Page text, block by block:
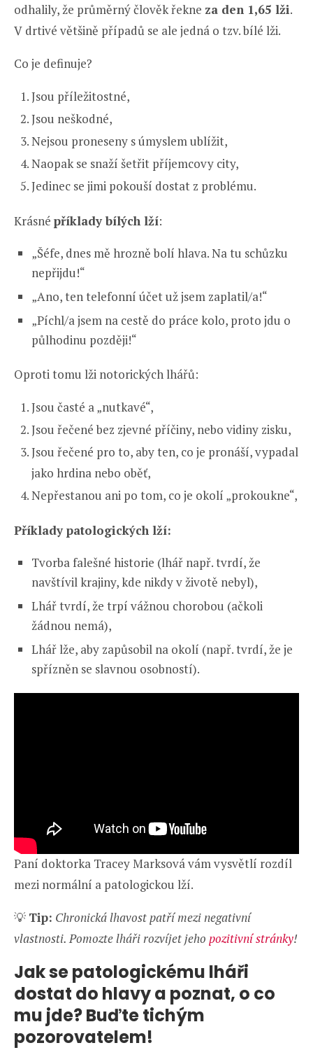
odhalily, že průměrný člověk řekne za den 1,65 lži.
V drtivé většině případů se ale jedná o tzv. bílé lži.
Co je definuje?
Jsou příležitostné,
Jsou neškodné,
Nejsou proneseny s úmyslem ublížit,
Naopak se snaží šetřit příjemcovy city,
Jedinec se jimi pokouší dostat z problému.
Krásné příklady bílých lží:
„Šéfe, dnes mě hrozně bolí hlava. Na tu schůzku
nepřijdu!“
„Ano, ten telefonní účet už jsem zaplatil/a!“
„Píchl/a jsem na cestě do práce kolo, proto jdu o
půlhodinu později!“
Oproti tomu lži notorických lhářů:
Jsou časté a „nutkavé“,
Jsou řečené bez zjevné příčiny, nebo vidiny zisku,
Jsou řečené pro to, aby ten, co je pronáší, vypadal
jako hrdina nebo oběť,
Nepřestanou ani po tom, co je okolí „prokoukne“,
Příklady patologických lží:
Tvorba falešné historie (lhář např. tvrdí, že
navštívil krajiny, kde nikdy v životě nebyl),
Lhář tvrdí, že trpí vážnou chorobou (ačkoli
žádnou nemá),
Lhář lže, aby zapůsobil na okolí (např. tvrdí, že je
spřízněn se slavnou osobností).
Paní doktorka Tracey Marksová vám vysvětlí rozdíl
mezi normální a patologickou lží.
💡 Tip: Chronická lhavost patří mezi negativní
vlastnosti. Pomozte lháři rozvíjet jeho pozitivní stránky!
Jak se patologickému lháři
dostat do hlavy a poznat, o co
mu jde? Buďte tichým
pozorovatelem!